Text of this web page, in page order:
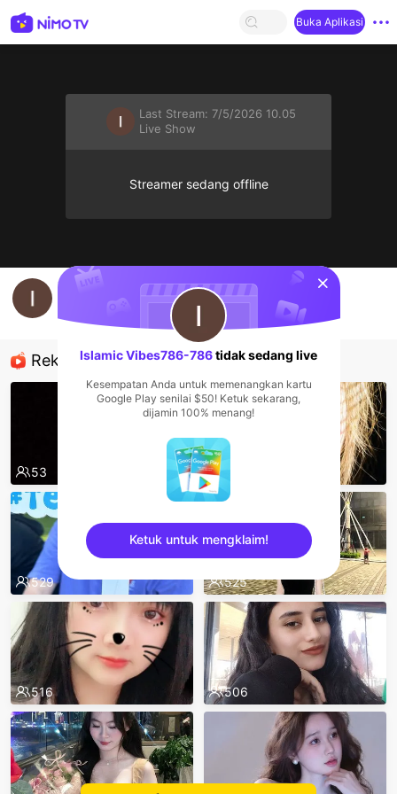
Buka Aplikasi
Last Stream: 7/5/2026 10.05
Live Show
Streamer sedang offline
islamic
Islamic Vibes786-786
Live Show
Rekomendasi
53 553
529 525
516 506
sentinelStart
Islamic Vibes786-786tidak sedang live
Kesempatan Anda untuk memenangkan kartu
Google Play senilai $50! Ketuk sekarang,
dijamin 100% menang!
Ketuk untuk mengklaim!
sentinelEnd